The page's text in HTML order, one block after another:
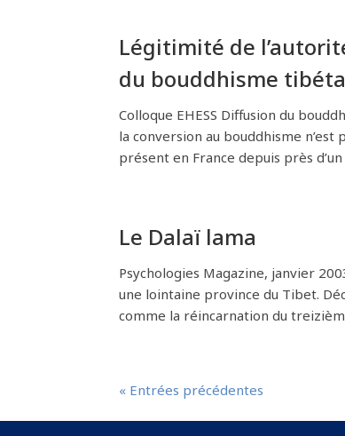
Légitimité de
du bouddhisme
Colloque EHESS Diffusion du
la conversion au bouddhisme
présent en France depuis près
Le Dalaï lama
Psychologies Magazine, janvier
une lointaine province du Tibet.
comme la réincarnation du
« Entrées précédentes